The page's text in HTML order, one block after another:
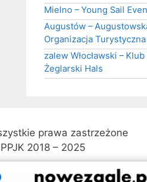
Mielno – Young Sail
Augustów –
Organizacja Turystyczna
zalew Włocławski – Klub
Żeglarski Hals
prawa zastrzeżone
2018 – 2025